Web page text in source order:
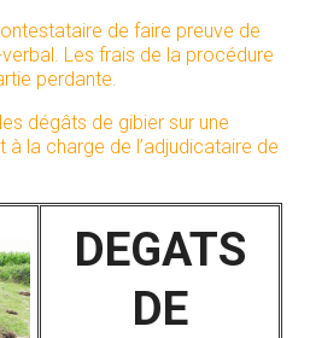
de faire preuve de
Les frais de la procédure
perdante.
dégâts de gibier sur une
la charge de l’adjudicataire de
DEGATS
DE